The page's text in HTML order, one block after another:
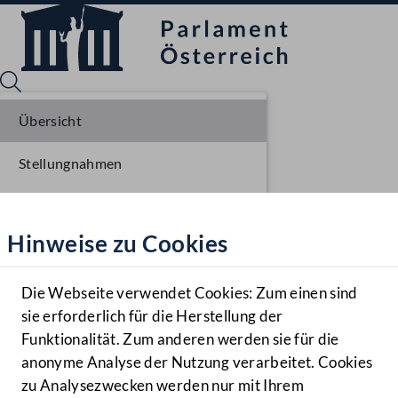
Hilfe
Benutzer
Navigationsmenü öffnen
MENÜ
Hinweise zu Cookies
Die Webseite verwendet Cookies: Zum einen sind
sie erforderlich für die Herstellung der
Funktionalität. Zum anderen werden sie für die
anonyme Analyse der Nutzung verarbeitet. Cookies
zu Analysezwecken werden nur mit Ihrem
Übersicht
Stellungnahmen
Einbringung NR
Ausschussberatungen NR
Plenarberatungen NR
Einlangen BR